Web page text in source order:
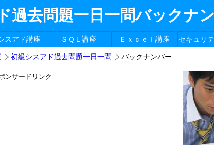
過去問題一日一問バックナ
スアド講座 ＳＱＬ講座 Ｅｘｃｅｌ講座 セキュリ
初級シスアド過去問題一日一問 バックナンバー
ンサードリンク